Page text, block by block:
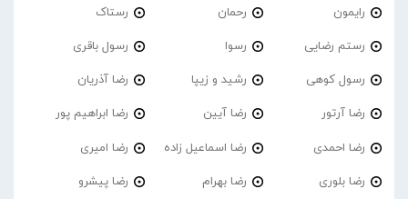
رایمون رحمان رستاک
رستم رضایی رسوا رسول باقری
رسول کوهی رشید و زیپا رضا آذریان
رضا آرتور رضا آیین رضا ابراهیم پور
رضا احمدی رضا اسماعیل زاده رضا امیری
رضا بلوری رضا بهرام رضا پیشرو